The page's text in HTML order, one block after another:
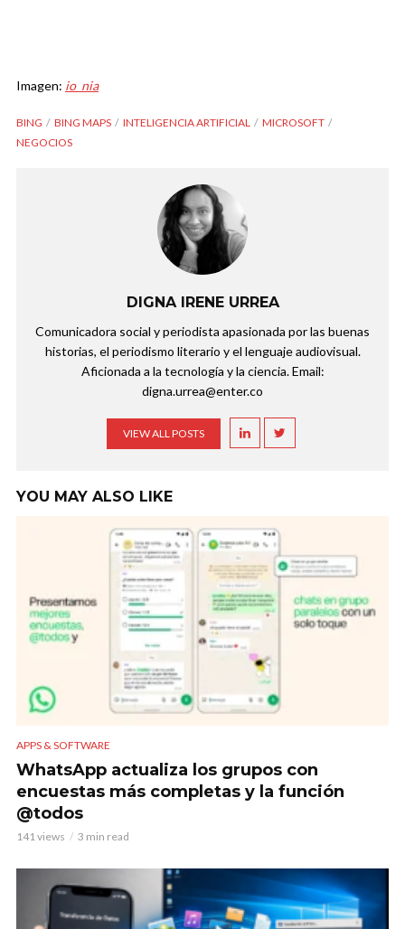
Imagen: io_nia
BING BING MAPS INTELIGENCIA ARTIFICIAL
MICROSOFT
NEGOCIOS
DIGNA IRENE URREA
Comunicadora social y periodista apasionada por las buenas
historias, el periodismo literario y el lenguaje audiovisual.
Aficionada a la tecnología y la ciencia. Email:
digna.urrea@enter.co
VIEW ALL POSTS
YOU MAY ALSO LIKE
APPS & SOFTWARE
WhatsApp actualiza los grupos con
encuestas más completas y la función
@todos
141 views 3 min read